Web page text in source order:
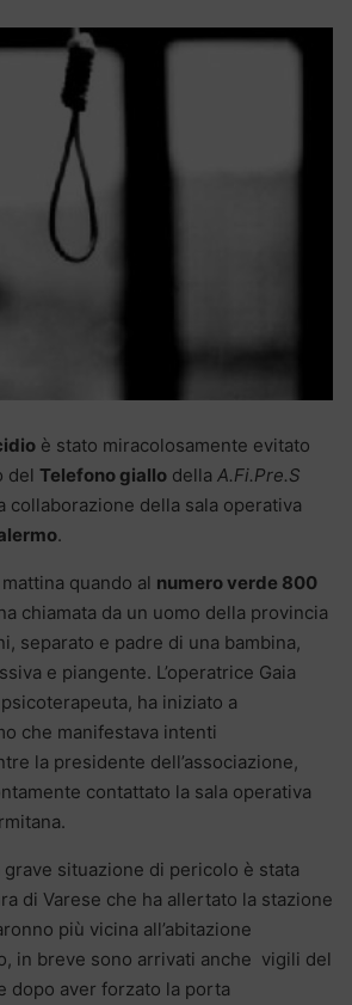
è stato miracolosamente evitato
del Telefono giallo della A.Fi.Pre.S
collaborazione della sala operativa
.
quando al numero verde 800
chiamata da un uomo della provincia
separato e padre di una bambina,
e piangente. L’operatrice Gaia
ha iniziato a
che manifestava intenti
la presidente dell’associazione,
contattato la sala operativa
situazione di pericolo è stata
di Varese che ha allertato la stazione
più vicina all’abitazione
in breve sono arrivati anche vigili del
dopo aver forzato la porta